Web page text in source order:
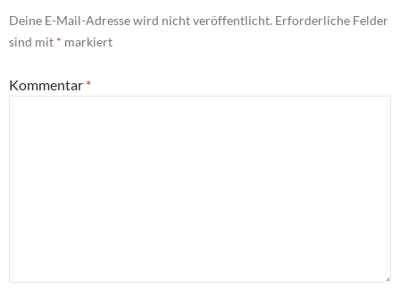
Deine E-Mail-Adresse wird nicht veröffentlicht. Erforderliche Felder
sind mit * markiert
Kommentar *